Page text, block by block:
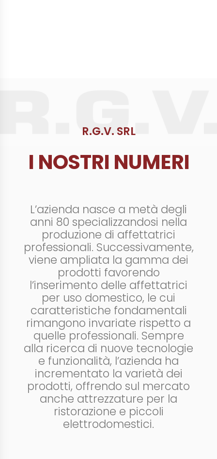
R.G.V. SRL
I NOSTRI NUMERI
L’azienda nasce a metà degli
anni 80 specializzandosi nella
produzione di affettatrici
professionali. Successivamente,
viene ampliata la gamma dei
prodotti favorendo
l’inserimento delle affettatrici
per uso domestico, le cui
caratteristiche fondamentali
rimangono invariate rispetto a
quelle professionali. Sempre
alla ricerca di nuove tecnologie
e funzionalità, l’azienda ha
incrementato la varietà dei
prodotti, offrendo sul mercato
anche attrezzature per la
ristorazione e piccoli
elettrodomestici.